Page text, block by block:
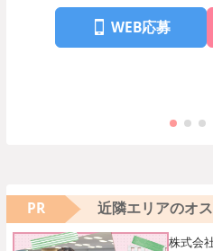
WEB応募
PR 近隣エリアのオ
株式会